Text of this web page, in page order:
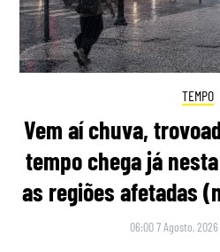
TEMPO
Vem aí chuva,
tempo chega já
as regiões afetadas
06:00 7 Agosto, 2026